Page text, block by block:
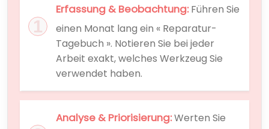
Erfassung & Beobachtung:Führen Sie
einen Monat lang ein « Reparatur-
Tagebuch ». Notieren Sie bei jeder
Arbeit exakt, welches Werkzeug Sie
verwendet haben.
Analyse & Priorisierung:Werten Sie